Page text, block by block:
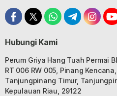
Hubungi Kami
Perum Griya Hang Tuah Permai
RT 006 RW 005, Pinang Kencana,
Tanjungpinang Timur,
Kepulauan Riau, 29122